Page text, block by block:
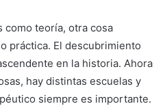
teoría, otra cosa
práctica. El descubrimiento
en la historia. Ahora
hay distintas escuelas y
siempre es importante.